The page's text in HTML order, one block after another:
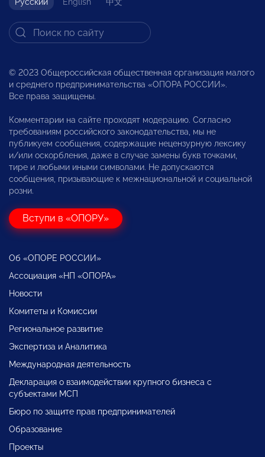
Русский English 中文
© 2023 Общероссийская общественная организация малого
и среднего предпринимательства «ОПОРА РОССИИ».
Все права защищены.
Комментарии на сайте проходят модерацию. Согласно
требованиям российского законодательства, мы не
публикуем сообщения, содержащие нецензурную лексику
и/или оскорбления, даже в случае замены букв точками,
тире и любыми иными символами. Не допускаются
сообщения, призывающие к межнациональной и социальной
розни.
Вступи в «ОПОРУ»
Об «ОПОРЕ РОССИИ»
Ассоциация «НП «ОПОРА»
Новости
Комитеты и Комиссии
Региональное развитие
Экспертиза и Аналитика
Международная деятельность
Декларация о взаимодействии крупного бизнеса с
субъектами МСП
Бюро по защите прав предпринимателей
Образование
Проекты